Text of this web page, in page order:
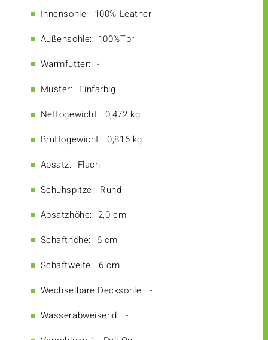
Innensohle: 100% Leather
Außensohle: 100%Tpr
Warmfutter: -
Muster: Einfarbig
Nettogewicht: 0,472 kg
Bruttogewicht: 0,816 kg
Absatz: Flach
Schuhspitze: Rund
Absatzhöhe: 2,0 cm
Schafthöhe: 6 cm
Schaftweite: 6 cm
Wechselbare Decksohle: -
Wasserabweisend: -